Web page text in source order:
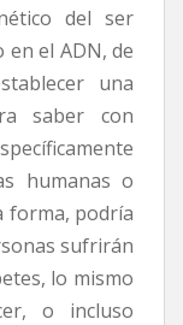
del ser
el ADN, de
una
saber con
humanas o
forma, podría
sufrirán
lo mismo
o incluso